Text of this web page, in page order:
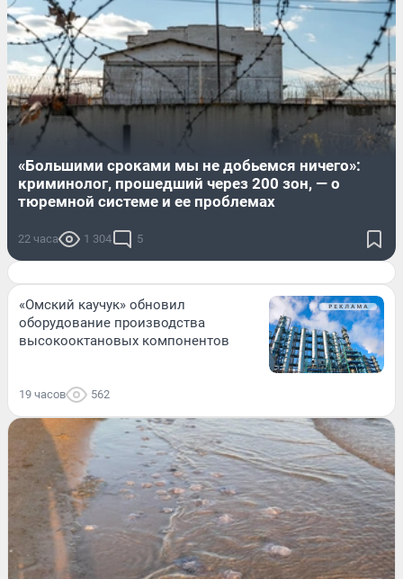
«Большими сроками мы не добьемся ничего»:
криминолог, прошедший через 200 зон, — о
тюремной системе и ее проблемах
22 часа 1 304 5
«Омский каучук» обновил
оборудование производства
высокооктановых компонентов
19 часов 562